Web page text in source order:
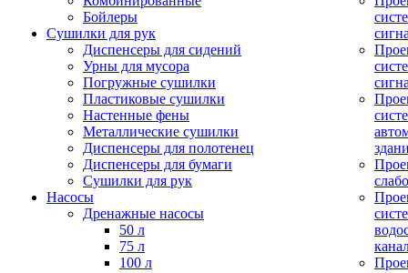
Бойлеры
Сушилки для рук
Диспенсеры для сидений
Урны для мусора
Погружные сушилки
Пластиковые сушилки
Настенные фены
Металлические сушилки
Диспенсеры для полотенец
Диспенсеры для бумаги
Сушилки для рук
Насосы
Дренажные насосы
50 л
75 л
100 л